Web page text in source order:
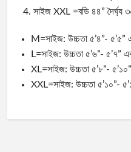
সাইজ XXL =বডি ৪৪”
M=সাইজ: উচ্চতা ৫’৪”-
L=সাইজ: উচ্চতা ৫’৬”- ৫’৭”
XL=সাইজ: উচ্চতা ৫’৮”-
XXL=সাইজ: উচ্চতা ৫’১০”-